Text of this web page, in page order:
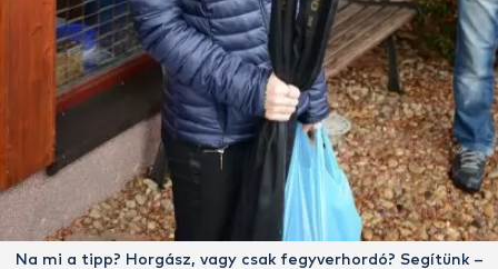
Na mi a tipp? Horgász, vagy csak fegyverhordó? Segítünk –